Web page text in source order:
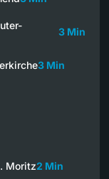
3 Min
3 Min
Moritz2 Min